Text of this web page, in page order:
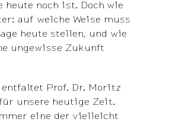
heute noch ist. Doch wie
auf welche Weise muss
heute stellen, und wie
ungewisse Zukunft
Prof. Dr. Moritz
unsere heutige Zeit.
eine der vielleicht